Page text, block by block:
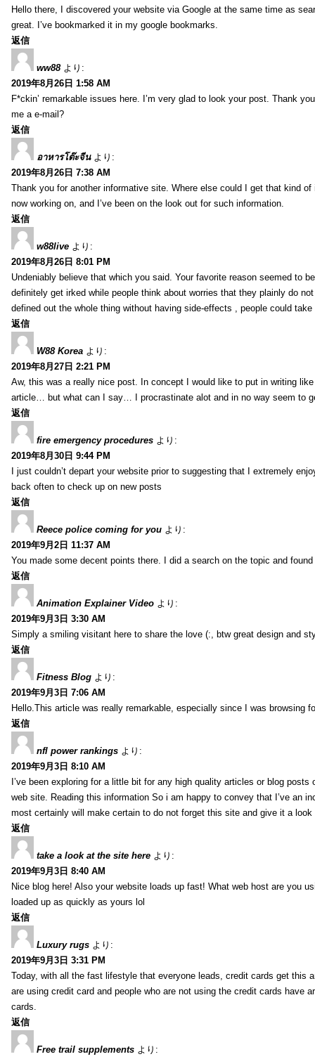
Hello there, I discovered your website via Google at the same time as
great. I’ve bookmarked it in my google bookmarks.
返信
ww88 より:
2019年8月26日 1:58 AM
F*ckin’ remarkable issues here. I’m very glad to look your post. Thank
me a e-mail?
返信
อาหารโต๊ะจีน より:
2019年8月26日 7:38 AM
Thank you for another informative site. Where else could I get that kind
now working on, and I’ve been on the look out for such information.
返信
w88live より:
2019年8月26日 8:01 PM
Undeniably believe that which you said. Your favorite reason seemed to
definitely get irked while people think about worries that they plainly do
defined out the whole thing without having side-effects , people could
返信
W88 Korea より:
2019年8月27日 2:21 PM
Aw, this was a really nice post. In concept I would like to put in writing
article… but what can I say… I procrastinate alot and in no way seem to
返信
fire emergency procedures より:
2019年8月30日 9:44 PM
I just couldn’t depart your website prior to suggesting that I extremely
back often to check up on new posts
返信
Reece police coming for you より:
2019年9月2日 11:37 AM
You made some decent points there. I did a search on the topic and
返信
Animation Explainer Video より:
2019年9月3日 3:30 AM
Simply a smiling visitant here to share the love (:, btw great design and
返信
Fitness Blog より:
2019年9月3日 7:06 AM
Hello.This article was really remarkable, especially since I was browsing
返信
nfl power rankings より:
2019年9月3日 8:10 AM
I’ve been exploring for a little bit for any high quality articles or blog
web site. Reading this information So i am happy to convey that I’ve an
most certainly will make certain to do not forget this site and give it a look
返信
take a look at the site here より:
2019年9月3日 8:40 AM
Nice blog here! Also your website loads up fast! What web host are you
loaded up as quickly as yours lol
返信
Luxury rugs より:
2019年9月3日 3:31 PM
Today, with all the fast lifestyle that everyone leads, credit cards get this
are using credit card and people who are not using the credit cards have
cards.
返信
Free trail supplements より: